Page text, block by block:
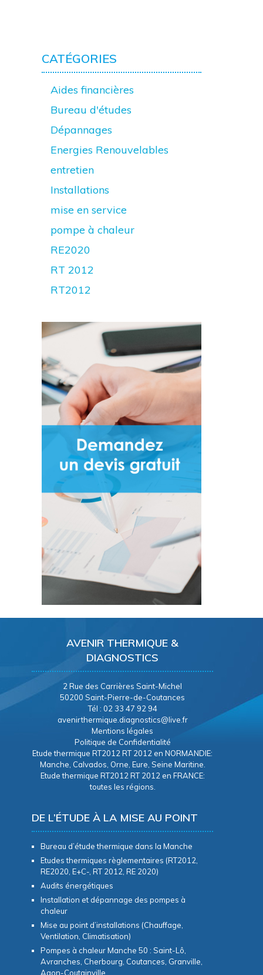
CATÉGORIES
Aides financières
Bureau d'études
Dépannages
Energies Renouvelables
entretien
Installations
mise en service
pompe à chaleur
RE2020
RT 2012
RT2012
AVENIR THERMIQUE &
DIAGNOSTICS
2 Rue des Carrières Saint-Michel
50200 Saint-Pierre-de-Coutances
Tél : 02 33 47 92 94
avenirthermique.diagnostics@live.fr
Mentions légales
Politique de Confidentialité
Etude thermique RT2012 RT 2012 en NORMANDIE:
Manche, Calvados, Orne, Eure, Seine Maritine.
Etude thermique RT2012 RT 2012 en FRANCE:
toutes les régions.
DE L’ÉTUDE À LA MISE AU POINT
Bureau d’étude thermique dans la Manche
Etudes thermiques règlementaires (RT2012,
RE2020, E+C-, RT 2012, RE 2020)
Audits énergétiques
Installation et dépannage des pompes à
chaleur
Mise au point d’installations (Chauffage,
Ventilation, Climatisation)
Pompes à chaleur Manche 50 : Saint-Lô,
Avranches, Cherbourg, Coutances, Granville,
Agon-Coutainville